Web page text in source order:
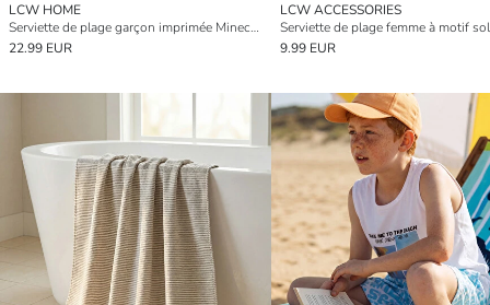
LCW HOME
Serviette de plage garçon imprimée Minecraft
22.99 EUR
LCW ACCESSORIES
9.99 EUR